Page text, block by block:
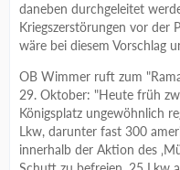
daneben durchgeleitet
Kriegszerstörungen vor der
wäre bei diesem Vorschlag
OB Wimmer ruft zum
29. Oktober: "Heute früh
Königsplatz ungewöhnlich
Lkw, darunter fast 300
innerhalb der Aktion des